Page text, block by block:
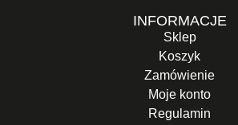
INFORMACJE
Sklep
Koszyk
Zamówienie
Moje konto
Regulamin